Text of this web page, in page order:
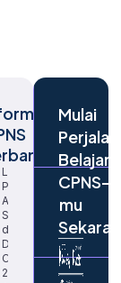
Langkah
Penting
Agar
Sukses
dalam
Daftar
CPNS
2026
Mulai
Belajar
CPNS-
mu